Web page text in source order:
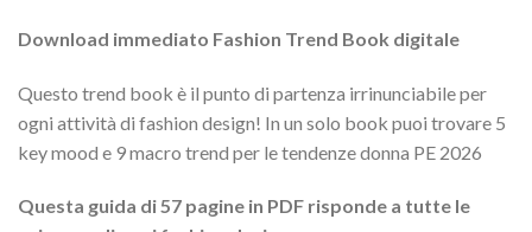
Download immediato Fashion Trend Book digitale
Questo trend book è il punto di partenza irrinunciabile per
ogni attività di fashion design! In un solo book puoi trovare 5
key mood e 9 macro trend per le tendenze donna PE 2026
Questa guida di 57 pagine in PDF risponde a tutte le